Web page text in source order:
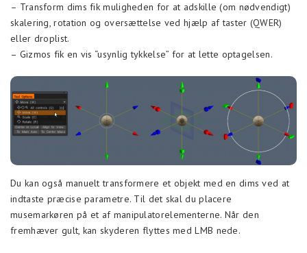
– Transform dims fik muligheden for at adskille (om nødvendigt)
skalering, rotation og oversættelse ved hjælp af taster (QWER)
eller droplist.
– Gizmos fik en vis “usynlig tykkelse” for at lette optagelsen.
Du kan også manuelt transformere et objekt med en dims ved at
indtaste præcise parametre. Til det skal du placere
musemarkøren på et af manipulatorelementerne. Når den
fremhæver gult, kan skyderen flyttes med LMB nede.